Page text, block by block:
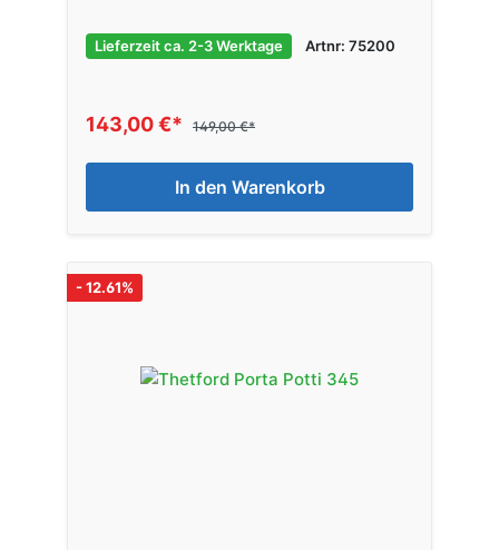
Lieferzeit ca. 2-3 Werktage Artnr: 75200
143,00 €* 149,00 €*
In den Warenkorb
- 12.61%